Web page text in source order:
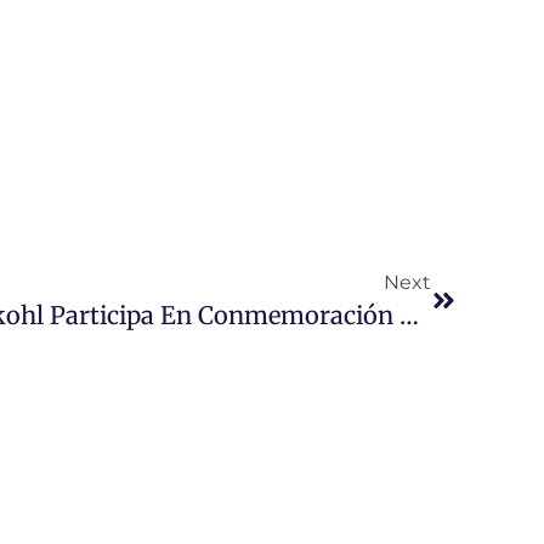
Next
Rectora Marigen Hornkohl Participa En Conmemoración De Los 20 Años Del Primer Gobierno Paritario En La Universidad De Valparaíso